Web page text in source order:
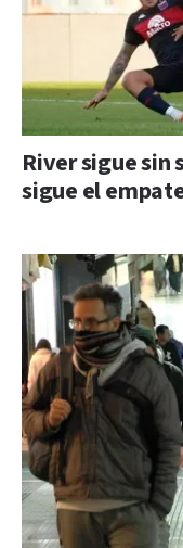
River sigue sin
sigue el